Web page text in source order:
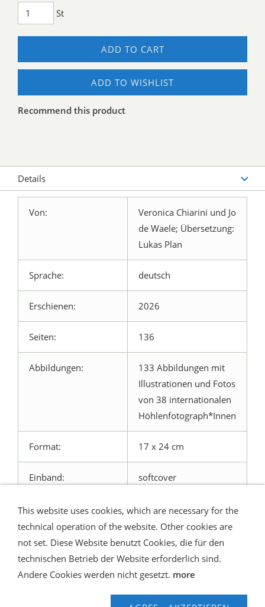
St
ADD TO CART
ADD TO WISHLIST
Recommend this product
Details
Von:
Veronica Chiarini und Jo
de Waele; Übersetzung:
Lukas Plan
Sprache: deutsch
Erschienen: 2026
Seiten: 136
Abbildungen:
133 Abbildungen mit
Illustrationen und Fotos
von 38 internationalen
Höhlenfotograph*Innen
Format: 17 x 24 cm
Einband: softcover
Shipping and Payment
AGB / Terms
Widerrufsrecht
Datenschutz
Verbraucherhinweise
Contact us
Hilfe
This website uses cookies, which are necessary for the
technical operation of the website. Other cookies are
not set. Diese Website benutzt Cookies, die für den
technischen Betrieb der Website erforderlich sind.
Andere Cookies werden nicht gesetzt. more